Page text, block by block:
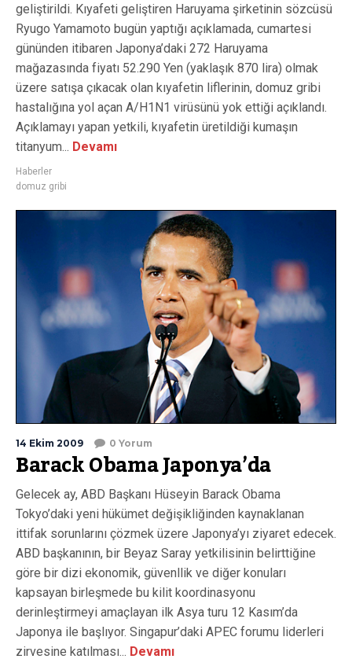
geliştirildi. Kıyafeti geliştiren Haruyama şirketinin sözcüsü
Ryugo Yamamoto bugün yaptığı açıklamada, cumartesi
gününden itibaren Japonya’daki 272 Haruyama
mağazasında fiyatı 52.290 Yen (yaklaşık 870 lira) olmak
üzere satışa çıkacak olan kıyafetin liflerinin, domuz gribi
hastalığına yol açan A/H1N1 virüsünü yok ettiği açıklandı.
Açıklamayı yapan yetkili, kıyafetin üretildiği kumaşın
titanyum... Devamı
Haberler
domuz gribi
14 Ekim 2009 0 Yorum
Barack Obama Japonya’da
Gelecek ay, ABD Başkanı Hüseyin Barack Obama
Tokyo’daki yeni hükümet değişikliğinden kaynaklanan
ittifak sorunlarını çözmek üzere Japonya’yı ziyaret edecek.
ABD başkanının, bir Beyaz Saray yetkilisinin belirttiğine
göre bir dizi ekonomik, güvenllik ve diğer konuları
kapsayan birleşmede bu kilit koordinasyonu
derinleştirmeyi amaçlayan ilk Asya turu 12 Kasım’da
Japonya ile başlıyor. Singapur’daki APEC forumu liderleri
zirvesine katılması... Devamı